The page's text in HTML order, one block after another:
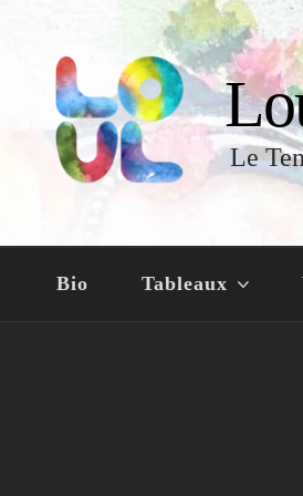
Le
Bio Tableaux